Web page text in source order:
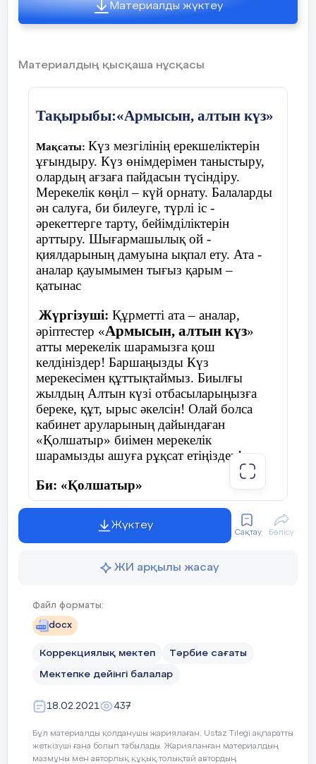
Үстелдің үстінде шашылып жатқан
жемістер мен көкөністерді ажыратады
қолшатырдың жанына тұрады. Музыка
ойналады балалар билеп жүреді, музыка
тоқтағанда балалар қолшатырдың жанына
тұра қалу керек, қай балаға қолшатыр
жетпей қалса , сол бала ойыннан шығып
отырады.
Материалды жүктеу
Материалдың қысқаша нұсқасы
Тақырыбы:«Армысын, алтын күз»
Мақсаты: Күз мезгілінің ерекшеліктерін
ұғындыру. Күз өнімдерімен таныстыру,
олардың ағзаға пайдасын түсіндіру.
Мерекелік көңіл – күй орнату. Балаларды
ән салуға, би билеуге, түрлі іс -
әрекеттерге тарту, бейімділіктерін
арттыру. Шығармашылық ой -
қиялдарының дамуына ықпал ету. Ата -
аналар қауымымен тығыз қарым –
қатынас
Жүргізуші: Құрметті ата – аналар,
әріптестер «Армысын, алтын күз»
атты мерекелік шарамызға қош
келдініздер! Баршаңызды Күз
мерекесімен құттықтаймыз. Биылғы
жылдың Алтын күзі отбасыларыңызға
береке, құт, ырыс әкелсін! Олай болса
кабинет аруларының дайындаған
«Қолшатыр» биімен мерекелік
шарамызды ашуға рұқсат етіңіздер!
Би: «Қолшатыр»
Армасыздар, халайық,
Бармысыздар, халайық!
Күзгі тойды жұп жазбай,
Бірге қарсы алайық!
Дидактикалық ойын: «Дәміне қарай
ажырат.»
Жемістердің аттарын атап, қышқыл, тәтті,
дәмдерін ажырата білуге үйрету.
Жүктеу
Сақтау Бөлісу
ЖИ арқылы жасау
Файл форматы:
docx
Коррекциялық мектеп Тәрбие сағаты
Мектепке дейінгі балалар
18.02.2021 437
Бұл материалды қолданушы жариялаған. Ustaz Tilegi ақпаратты
жеткізуші ғана болып табылады. Жарияланған материалдың
мазмұны мен авторлық құқық толықтай автордың